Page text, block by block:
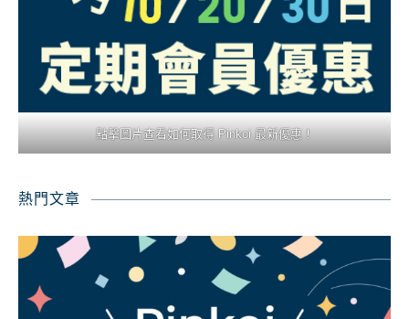
點擊圖片查看如何取得 Pinkoi 最新優惠！
熱門文章